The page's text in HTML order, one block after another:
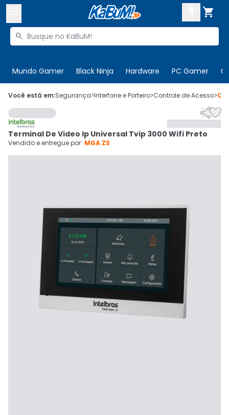

Buscar produtos

Mundo Gamer Black Ninja Hardware PC Gamer
 Olá. Acesse sua conta
 Departamentos
Cupons
CADASTRE-SE
Você está em:Segurança>Interfone e Porteiro>Controle de Acesso>

Terminal De Video Ip Universal Tvip 3000 Wifi Preto
Vendido e entregue por: MGA ZS